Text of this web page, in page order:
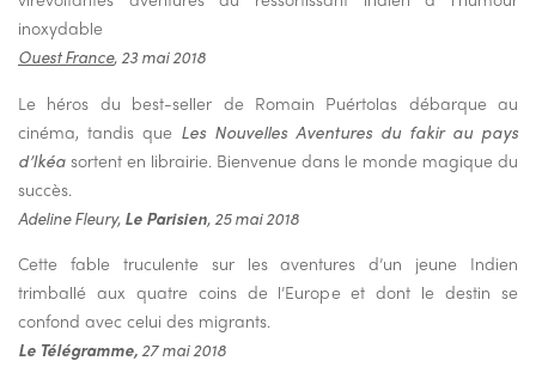
inoxydable
Ouest France, 23 mai 2018
Le héros du best-seller de Romain Puértolas débarque au
cinéma, tandis que Les Nouvelles Aventures du fakir au pays
d’Ikéa sortent en librairie. Bienvenue dans le monde magique du
succès.
Adeline Fleury, Le Parisien, 25 mai 2018
Cette fable truculente sur les aventures d’un jeune Indien
trimballé aux quatre coins de l’Europe et dont le destin se
confond avec celui des migrants.
Le Télégramme, 27 mai 2018